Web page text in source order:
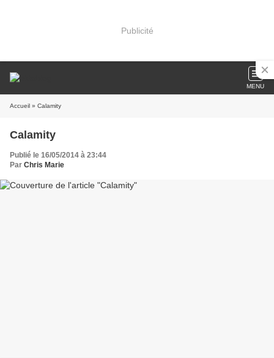
Publicité
MENU
Accueil » Calamity
Calamity
Publié le 16/05/2014 à 23:44
Par Chris Marie